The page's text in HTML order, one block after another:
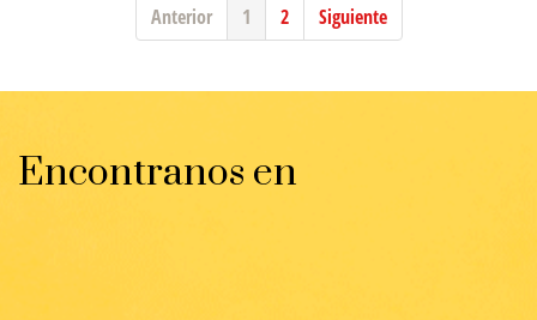
Anterior
1 2 Siguiente
Encontranos en